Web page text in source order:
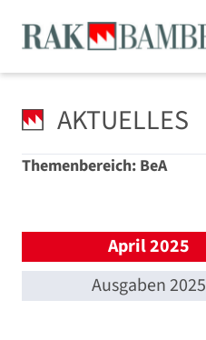
AKTUELLES
Themenbereich: BeA
April 2025
Ausgaben 2025